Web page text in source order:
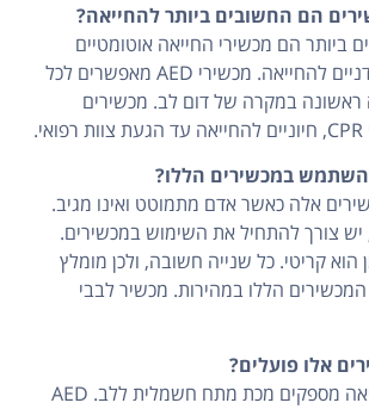
הם החשובים ביותר להחייאה?
ביותר הם מכשירי החייאה אוטומטיים
(AED) ומכשירים ידניים להחייאה. מכשירי AED מאפשרים לכל
במקרה של דום לב. מכשירים
במכשירים הללו?
אלה כאשר אדם מתמוטט ואינו מגיב.
יש צורך להתחיל את השימוש במכשירים.
הוא קריטי. כל שנייה חשובה, ולכן מומלץ
הללו במהירות. מכשיר לבבי
אלו פועלים?
מכשיר לבבי להחייאה מספקים מכת מתח חשמלית ללב. AED